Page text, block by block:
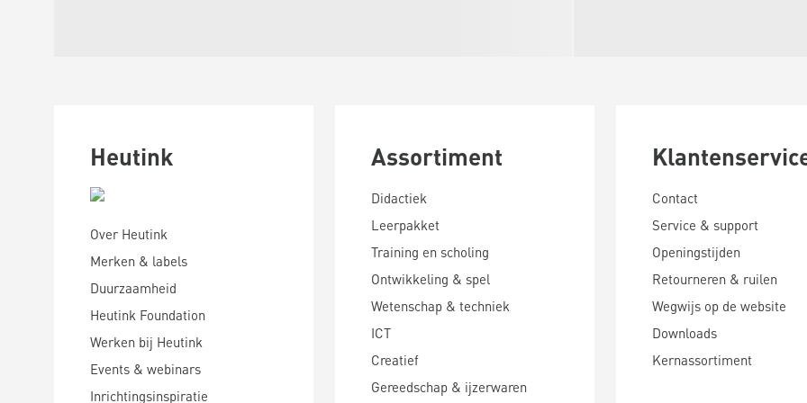
Heutink
Over Heutink
Merken & labels
Duurzaamheid
Heutink Foundation
Werken bij Heutink
Events & webinars
Inrichtingsinspiratie
Assortiment
Didactiek
Leerpakket
Training en scholing
Ontwikkeling & spel
Wetenschap & techniek
ICT
Creatief
Gereedschap & ijzerwaren
Contact
Service & support
Openingstijden
Retourneren & ruilen
Wegwijs op de website
Downloads
Kernassortiment